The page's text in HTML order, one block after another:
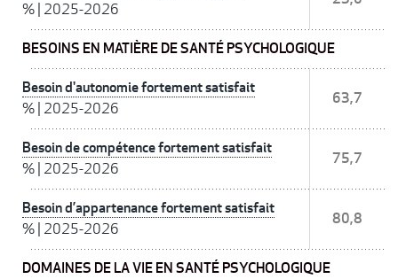
% 2025-2026
BESOINS EN MATIÈRE DE SANTÉ PSYCHOLOGIQUE
Besoin d'autonomie fortement satisfait
% 2025-2026
63,7
Besoin de compétence fortement satisfait
% 2025-2026
75,7
Besoin d’appartenance fortement satisfait
% 2025-2026
80,8
DOMAINES DE LA VIE EN SANTÉ PSYCHOLOGIQUE